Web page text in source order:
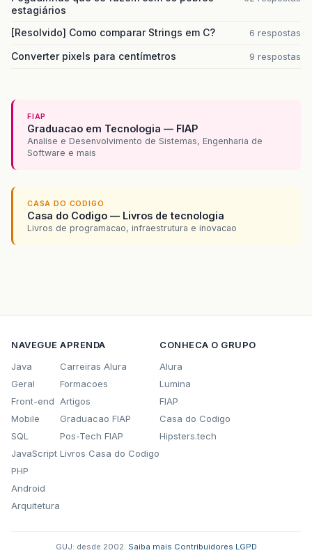
estagiários
[Resolvido] Como comparar Strings em C? 6 respostas
Converter pixels para centímetros 9 respostas
FIAP
Graduacao em Tecnologia — FIAP
Analise e Desenvolvimento de Sistemas, Engenharia de
Software e mais
CASA DO CODIGO
Casa do Codigo — Livros de tecnologia
Livros de programacao, infraestrutura e inovacao
NAVEGUE
Java
Geral
Front-end
Mobile
SQL
JavaScript
PHP
Android
Arquitetura
APRENDA
Carreiras Alura
Formacoes
Artigos
Graduacao FIAP
Pos-Tech FIAP
Livros Casa do Codigo
CONHECA O GRUPO
Alura
Lumina
FIAP
Casa do Codigo
Hipsters.tech
GUJ: desde 2002. Saiba mais Contribuidores LGPD